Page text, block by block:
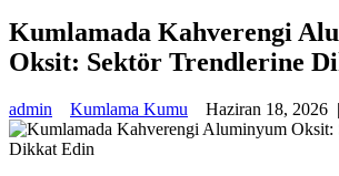
Kumlamada Kahverengi
Oksit: Sektör Trendlerine
admin Kumlama Kumu Haziran 18, 2026 |